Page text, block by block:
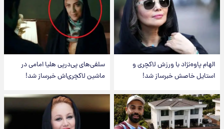
الهام پاوه‌نژاد با ورزش لاکچری و
استایل خاصش خبرساز شد!
سلفی‌های پی‌درپی هلیا امامی در
ماشین لاکچری‌اش خبرساز شد!